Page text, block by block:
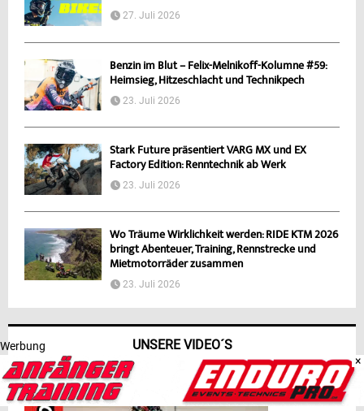
27. Juli 2026
Benzin im Blut – Felix-Melnikoff-Kolumne #59:
Heimsieg, Hitzeschlacht und Technikpech
23. Juli 2026
Stark Future präsentiert VARG MX und EX
Factory Edition: Renntechnik ab Werk
23. Juli 2026
Wo Träume Wirklichkeit werden: RIDE KTM 2026
bringt Abenteuer, Training, Rennstrecke und
Mietmotorräder zusammen
23. Juli 2026
UNSERE VIDEO´S
Werbung
×